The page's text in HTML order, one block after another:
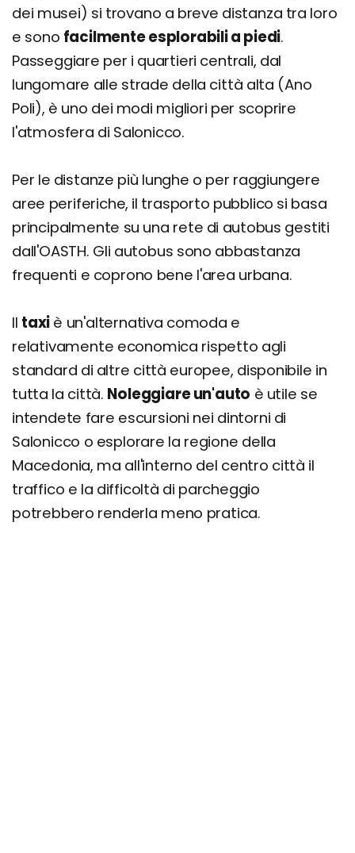
dei musei) si trovano a breve distanza tra loro
e sono facilmente esplorabili a piedi.
Passeggiare per i quartieri centrali, dal
lungomare alle strade della città alta (Ano
Poli), è uno dei modi migliori per scoprire
l'atmosfera di Salonicco.
Per le distanze più lunghe o per raggiungere
aree periferiche, il trasporto pubblico si basa
principalmente su una rete di autobus gestiti
dall'OASTH. Gli autobus sono abbastanza
frequenti e coprono bene l'area urbana.
Il taxi è un'alternativa comoda e
relativamente economica rispetto agli
standard di altre città europee, disponibile in
tutta la città. Noleggiare un'auto è utile se
intendete fare escursioni nei dintorni di
Salonicco o esplorare la regione della
Macedonia, ma all'interno del centro città il
traffico e la difficoltà di parcheggio
potrebbero renderla meno pratica.